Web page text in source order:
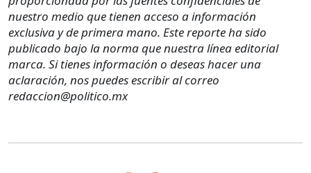
nuestro medio que tienen acceso a información
exclusiva y de primera mano. Este reporte ha sido
publicado bajo la norma que nuestra línea editorial
marca. Si tienes información o deseas hacer una
aclaración, nos puedes escribir al correo
redaccion@politico.mx